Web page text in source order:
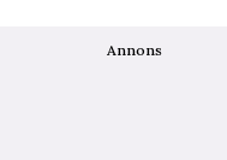
Annons